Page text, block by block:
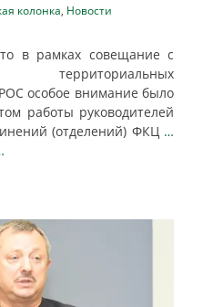
колонка, Новости
в рамках совещание с
территориальных
особое внимание было
работы руководителей
(отделений) ФКЦ …